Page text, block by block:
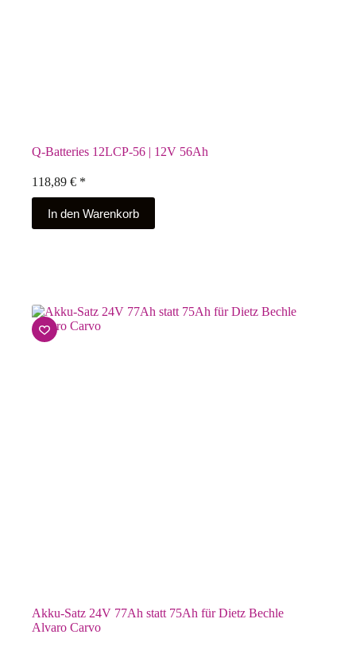
Q-Batteries 12LCP-56 | 12V 56Ah
118,89 € *
In den Warenkorb
Akku-Satz 24V 77Ah statt 75Ah für Dietz Bechle
Alvaro Carvo